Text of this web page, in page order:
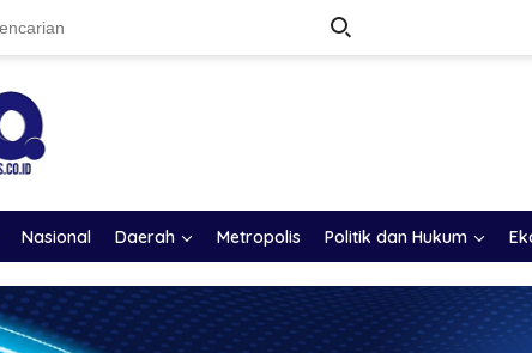
Nasional Daerah Metropolis Politik dan Hukum